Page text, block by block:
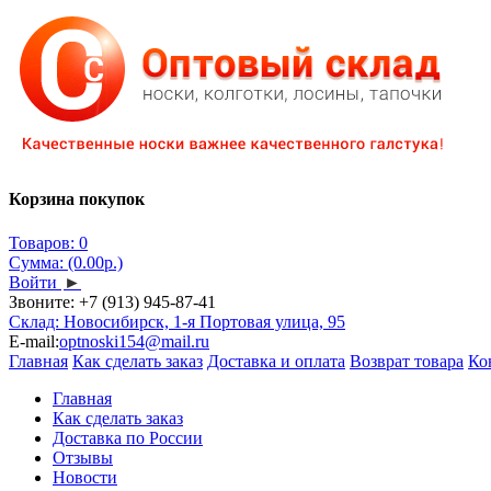
Корзина покупок
Товаров: 0
Сумма: (0.00р.)
Войти ►
Звоните: +7 (913) 945-87-41
Склад: Новосибирск, 1-я Портовая улица, 95
E-mail:optnoski154@mail.ru
Главная Как сделать заказ Доставка и оплата Возврат товара
Главная
Как сделать заказ
Доставка по России
Отзывы
Новости